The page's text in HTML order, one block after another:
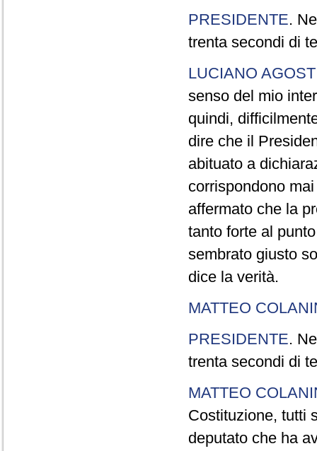
PRESIDENTE.
trenta secondi di
LUCIANO
senso del mio
quindi,
dire che il
abituato a
corrispondono
affermato che la
tanto forte al
sembrato giusto
dice la verità.
MATTEO
PRESIDENTE.
trenta secondi di
MATTEO
Costituzione, tutti
deputato che ha